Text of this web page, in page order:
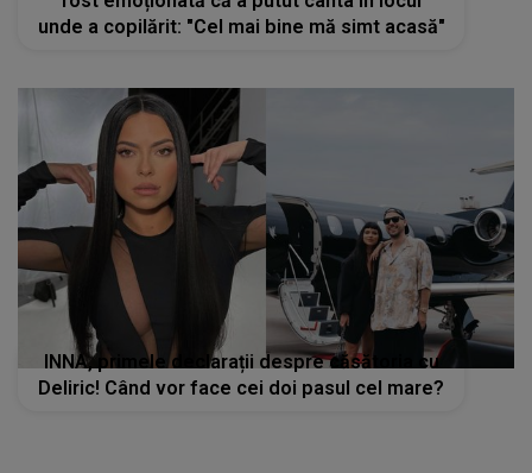
unde a copilărit: "Cel mai bine mă simt acasă"
INNA, primele declarații despre căsătoria cu
Deliric! Când vor face cei doi pasul cel mare?